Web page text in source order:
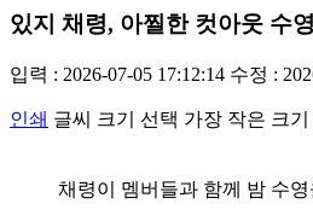
있지 채령, 아찔한 컷아웃 수
입력 : 2026-07-05 17:12:14 수정 :
인쇄 글씨 크기 선택 가장 작은 크
채령이 멤버들과 함께 밤 수